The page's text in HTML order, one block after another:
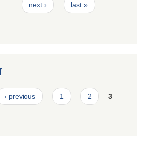
next › last »
‹ previous 1 2 3